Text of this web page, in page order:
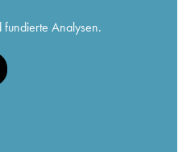
Analysen.